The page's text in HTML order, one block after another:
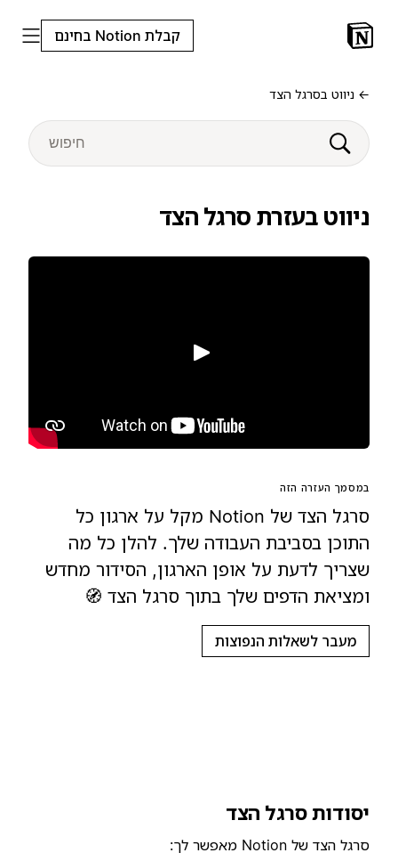
קבלת Notion בחינם
← ניווט בסרגל הצד
ניווט בעזרת סרגל הצד
הפעלה
במסמך העזרה הזה
סרגל הצד של Notion מקל על ארגון כל
התוכן בסביבת העבודה שלך. להלן כל מה
שצריך לדעת על אופן הארגון, הסידור מחדש
ומציאת הדפים שלך בתוך סרגל הצד 🧭
מעבר לשאלות הנפוצות
יסודות סרגל הצד
סרגל הצד של Notion מאפשר לך: